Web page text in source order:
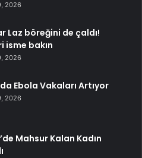
2026
Laz böreğini de çaldı!
isme bakın
2026
Ebola Vakaları Artıyor
2026
Mahsur Kalan Kadın